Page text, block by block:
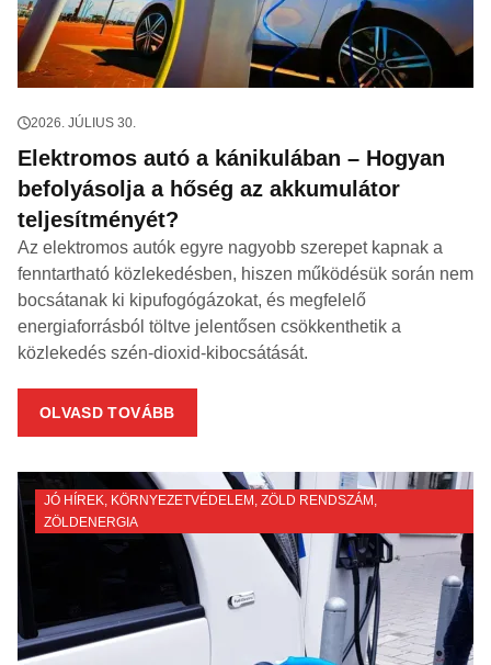
2026. JÚLIUS 30.
Elektromos autó a kánikulában – Hogyan
befolyásolja a hőség az akkumulátor
teljesítményét?
Az elektromos autók egyre nagyobb szerepet kapnak a
fenntartható közlekedésben, hiszen működésük során nem
bocsátanak ki kipufogógázokat, és megfelelő
energiaforrásból töltve jelentősen csökkenthetik a
közlekedés szén-dioxid-kibocsátását.
OLVASD TOVÁBB
JÓ HÍREK, KÖRNYEZETVÉDELEM , ZÖLD RENDSZÁM ,
ZÖLDENERGIA